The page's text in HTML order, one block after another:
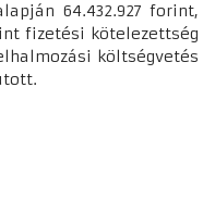
64.432.927 forint,
fizetési kötelezettség
költségvetés